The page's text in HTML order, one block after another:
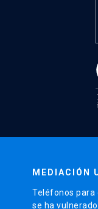
MEDIACIÓN
Teléfonos para
se ha